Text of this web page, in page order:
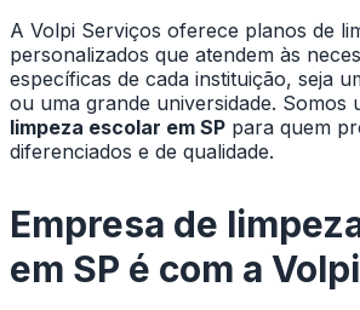
A Volpi Serviços oferece planos de
personalizados que atendem às
específicas de cada instituição, seja
ou uma grande universidade. Somos
limpeza escolar em SP para quem
diferenciados e de qualidade.
Empresa de
em SP é com a